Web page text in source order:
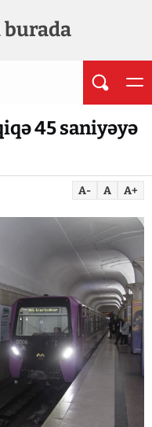
45 saniyəyə
A- A A+